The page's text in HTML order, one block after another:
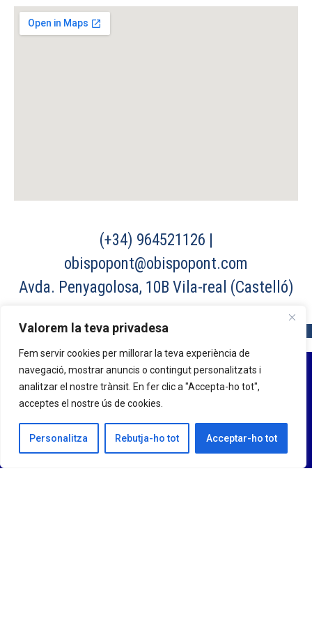
Valorem la teva privadesa
Fem servir cookies per millorar la teva experiència de
navegació, mostrar anuncis o contingut personalitzats i
analitzar el nostre trànsit. En fer clic a "Accepta-ho tot",
acceptes el nostre ús de cookies.
Personalitza Rebutja-ho tot Acceptar-ho tot
(+34) 964521126 |
obispopont@obispopont.com
Avda. Penyagolosa, 10B Vila-real (Castelló)